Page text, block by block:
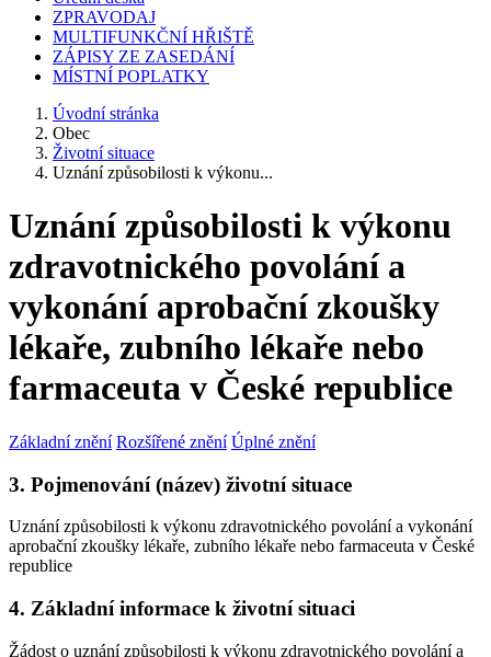
ZPRAVODAJ
MULTIFUNKČNÍ HŘIŠTĚ
ZÁPISY ZE ZASEDÁNÍ
MÍSTNÍ POPLATKY
Úvodní stránka
Obec
Životní situace
Uznání způsobilosti k výkonu...
Uznání způsobilosti k výkonu
zdravotnického povolání a
vykonání aprobační zkoušky
lékaře, zubního lékaře nebo
farmaceuta v České republice
Základní znění Rozšířené znění Úplné znění
3. Pojmenování (název) životní situace
Uznání způsobilosti k výkonu zdravotnického povolání a vykonání
aprobační zkoušky lékaře, zubního lékaře nebo farmaceuta v České
republice
4. Základní informace k životní situaci
Žádost o uznání způsobilosti k výkonu zdravotnického povolání a